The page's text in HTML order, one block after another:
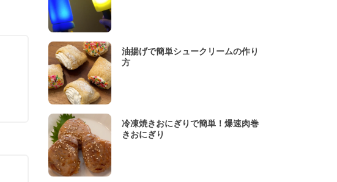
油揚げで簡単シュークリームの作り
方
冷凍焼きおにぎりで簡単！爆速肉巻
きおにぎり